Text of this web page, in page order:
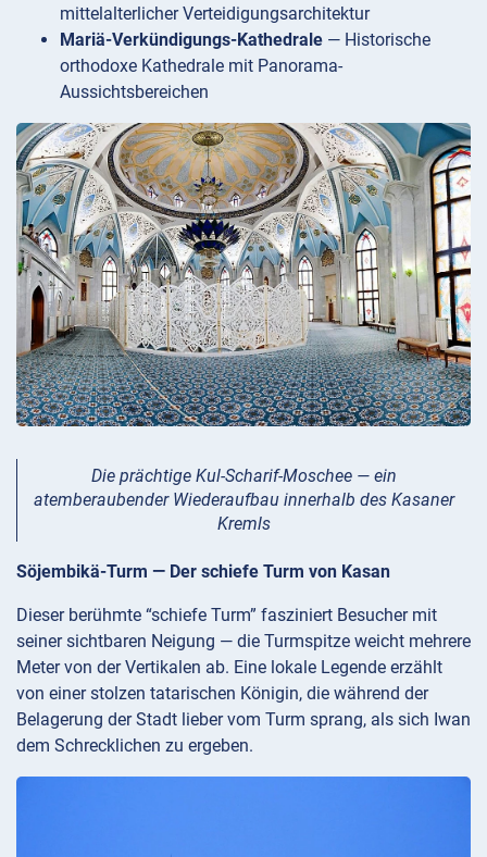
mittelalterlicher Verteidigungsarchitektur
Mariä-Verkündigungs-Kathedrale — Historische
orthodoxe Kathedrale mit Panorama-
Aussichtsbereichen
Die prächtige Kul-Scharif-Moschee — ein
atemberaubender Wiederaufbau innerhalb des Kasaner
Kremls
Söjembikä-Turm — Der schiefe Turm von Kasan
Dieser berühmte “schiefe Turm” fasziniert Besucher mit
seiner sichtbaren Neigung — die Turmspitze weicht mehrere
Meter von der Vertikalen ab. Eine lokale Legende erzählt
von einer stolzen tatarischen Königin, die während der
Belagerung der Stadt lieber vom Turm sprang, als sich Iwan
dem Schrecklichen zu ergeben.